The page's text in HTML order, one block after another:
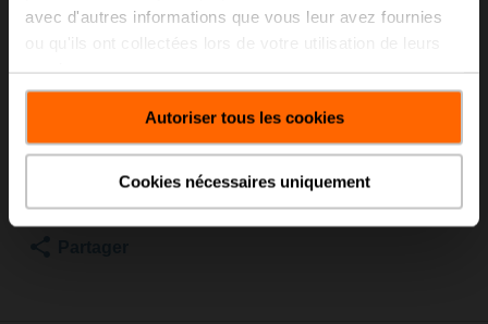
avec d'autres informations que vous leur avez fournies
Autoriser tous les cookies
Cookies nécessaires uniquement
Kits de montage (à plat / sur le coté) Montage à plat ou
Liste de prix
€ 121,00
Ajouter au
panier
Ajouter à la liste
de projets